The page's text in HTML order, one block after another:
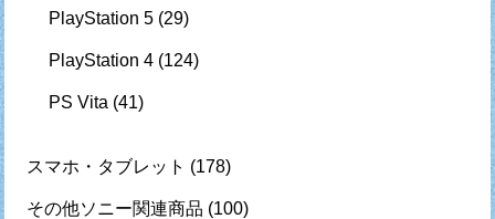
PlayStation 5 (29)
PlayStation 4 (124)
PS Vita (41)
スマホ・タブレット (178)
その他ソニー関連商品 (100)